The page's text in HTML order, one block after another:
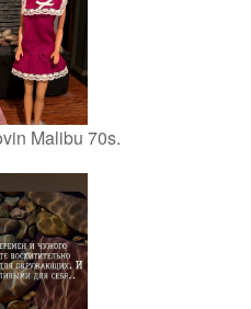
Malibu 70s.